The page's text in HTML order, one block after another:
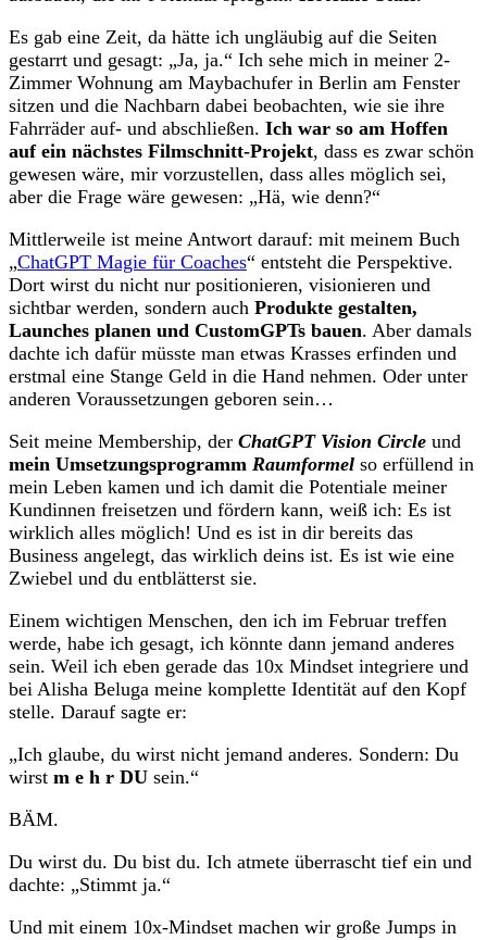
Es gab eine Zeit, da hätte ich ungläubig auf die Seiten
gestarrt und gesagt: „Ja, ja.“ Ich sehe mich in meiner 2-
Zimmer Wohnung am Maybachufer in Berlin am Fenster
sitzen und die Nachbarn dabei beobachten, wie sie ihre
Fahrräder auf- und abschließen. Ich war so am Hoffen
auf ein nächstes Filmschnitt-Projekt, dass es zwar schön
gewesen wäre, mir vorzustellen, dass alles möglich sei,
aber die Frage wäre gewesen: „Hä, wie denn?“
Mittlerweile ist meine Antwort darauf: mit meinem Buch
„ChatGPT Magie für Coaches“ entsteht die Perspektive.
Dort wirst du nicht nur positionieren, visionieren und
sichtbar werden, sondern auch Produkte gestalten,
Launches planen und CustomGPTs bauen. Aber damals
dachte ich dafür müsste man etwas Krasses erfinden und
erstmal eine Stange Geld in die Hand nehmen. Oder unter
anderen Voraussetzungen geboren sein…
Seit meine Membership, der ChatGPT Vision Circle und
mein Umsetzungsprogramm Raumformel so erfüllend in
mein Leben kamen und ich damit die Potentiale meiner
Kundinnen freisetzen und fördern kann, weiß ich: Es ist
wirklich alles möglich! Und es ist in dir bereits das
Business angelegt, das wirklich deins ist. Es ist wie eine
Zwiebel und du entblätterst sie.
Einem wichtigen Menschen, den ich im Februar treffen
werde, habe ich gesagt, ich könnte dann jemand anderes
sein. Weil ich eben gerade das 10x Mindset integriere und
bei Alisha Beluga meine komplette Identität auf den Kopf
stelle. Darauf sagte er:
„Ich glaube, du wirst nicht jemand anderes. Sondern: Du
wirst m e h r DU sein.“
BÄM.
Du wirst du. Du bist du. Ich atmete überrascht tief ein und
dachte: „Stimmt ja.“
Und mit einem 10x-Mindset machen wir große Jumps in